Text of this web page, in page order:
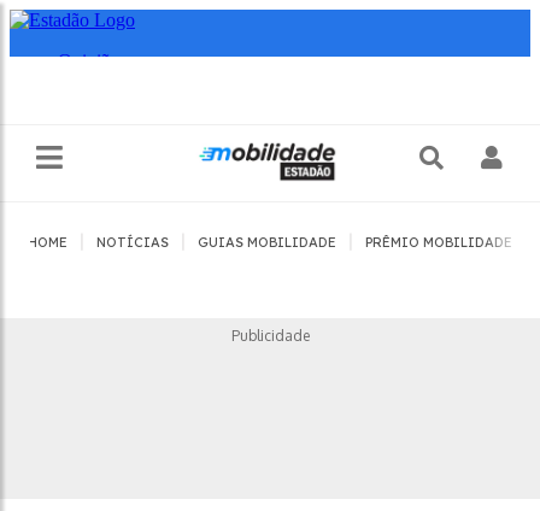
HOME NOTÍCIAS GUIAS MOBILIDADE PRÊMIO MOBILIDADE
Publicidade